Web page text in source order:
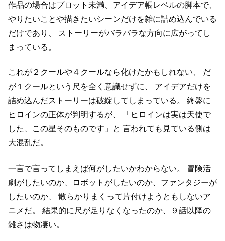
作品の場合はプロット未満、アイデア帳レベルの脚本で、
やりたいことや描きたいシーンだけを雑に詰め込んでいる
だけであり、
ストーリーがバラバラな方向に広がってし
まっている。
これが２クールや４クールなら化けたかもしれない、
だ
が１クールという尺を全く意識せずに、
アイデアだけを
詰め込んだストーリーは破綻してしまっている。
終盤に
ヒロインの正体が判明するが、
「ヒロインは実は天使で
した、この星そのものです」と 言われても見ている側は
大混乱だ。
一言で言ってしまえば何がしたいかわからない。
冒険活
劇がしたいのか、ロボットがしたいのか、ファンタジーが
したいのか、
散らかりまくって片付けようともしないア
ニメだ。
結果的に尺が足りなくなったのか、９話以降の
雑さは物凄い。